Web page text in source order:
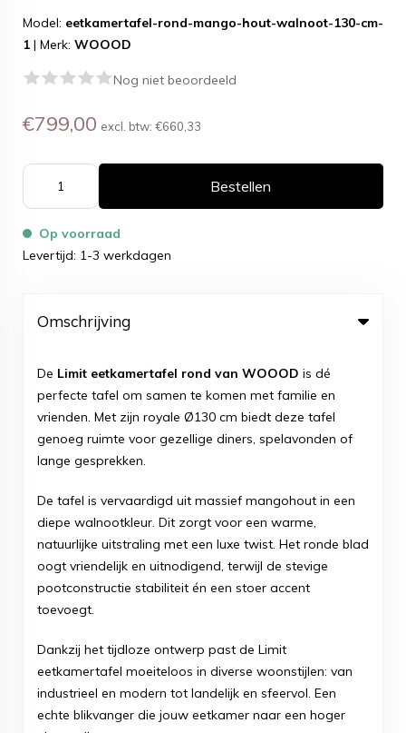
Model: eetkamertafel-rond-mango-hout-walnoot-130-cm-
1 | Merk: WOOOD
Nog niet beoordeeld
€799,00 excl. btw: €660,33
Bestellen
Op voorraad
Levertijd: 1-3 werkdagen
Omschrijving
De Limit eetkamertafel rond van WOOOD is dé
perfecte tafel om samen te komen met familie en
vrienden. Met zijn royale Ø130 cm biedt deze tafel
genoeg ruimte voor gezellige diners, spelavonden of
lange gesprekken.
De tafel is vervaardigd uit massief mangohout in een
diepe walnootkleur. Dit zorgt voor een warme,
natuurlijke uitstraling met een luxe twist. Het ronde blad
oogt vriendelijk en uitnodigend, terwijl de stevige
pootconstructie stabiliteit én een stoer accent
toevoegt.
Dankzij het tijdloze ontwerp past de Limit
eetkamertafel moeiteloos in diverse woonstijlen: van
industrieel en modern tot landelijk en sfeervol. Een
echte blikvanger die jouw eetkamer naar een hoger